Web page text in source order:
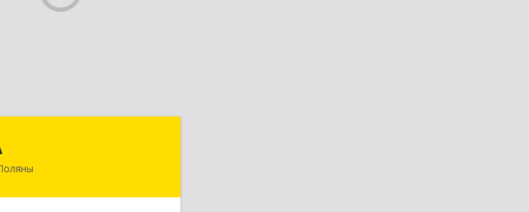
Кировская обл, Вятские